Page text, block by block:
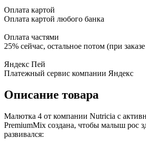
Оплата картой
Оплата картой любого банка
Оплата частями
25% сейчас, остальное потом (при
Яндекс Пей
Платежный сервис компании Яндекс
Описание товара
Малютка 4 от компании Nutricia с
PremiumMix создана, чтобы малыш рос
развивался: